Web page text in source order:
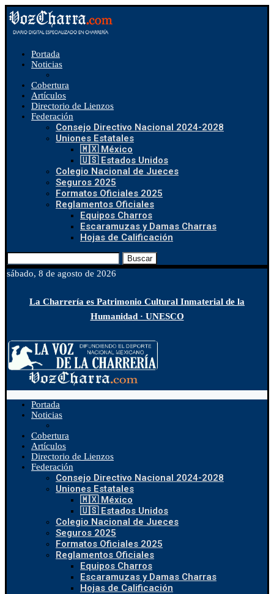
Portada
Noticias
Cobertura
Artículos
Directorio de Lienzos
Federación
Consejo Directivo Nacional 2024-2028
Uniones Estatales
🇲🇽 México
🇺🇸 Estados Unidos
Colegio Nacional de Jueces
Seguros 2025
Formatos Oficiales 2025
Reglamentos Oficiales
Equipos Charros
Escaramuzas y Damas Charras
Hojas de Calificación
Buscar
sábado, 8 de agosto de 2026
La Charrería es Patrimonio Cultural Inmaterial de la
Humanidad · UNESCO
Portada
Noticias
Cobertura
Artículos
Directorio de Lienzos
Federación
Consejo Directivo Nacional 2024-2028
Uniones Estatales
🇲🇽 México
🇺🇸 Estados Unidos
Colegio Nacional de Jueces
Seguros 2025
Formatos Oficiales 2025
Reglamentos Oficiales
Equipos Charros
Escaramuzas y Damas Charras
Hojas de Calificación